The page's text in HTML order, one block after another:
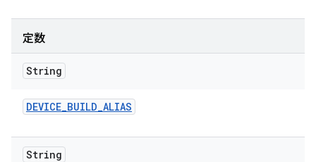
定数
String
DEVICE_BUILD_ALIAS
String